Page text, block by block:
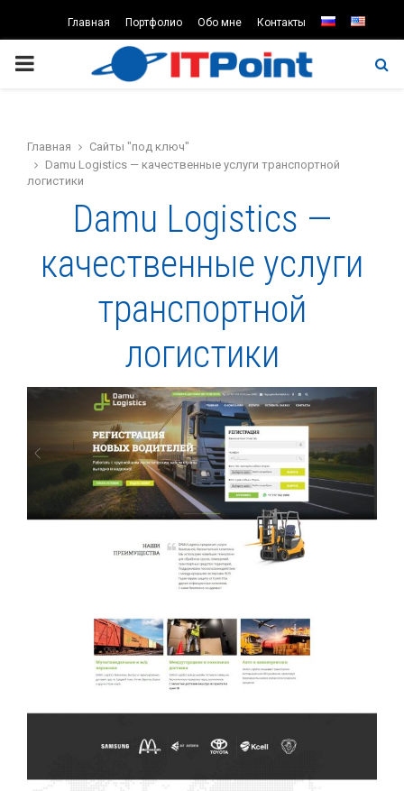
Главная Портфолио Обо мне Контакты
PRIMARY
Главная
Сайты "под ключ"
Damu Logistics — качественные услуги транспортной
логистики
Damu Logistics —
качественные услуги
транспортной
логистики